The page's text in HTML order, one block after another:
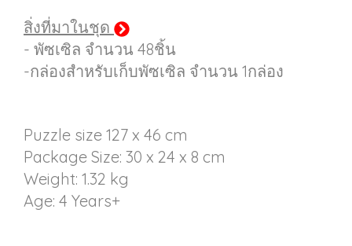
สิ่งที่มาในชุด
- พัซเซิล จำนวน 48ชิ้น
-กล่องสำหรับเก็บพัซเซิล จำนวน 1กล่อง
Puzzle size 127 x 46 cm
Package Size: 30 x 24 x 8 cm
Weight: 1.32 kg
Age: 4 Years+